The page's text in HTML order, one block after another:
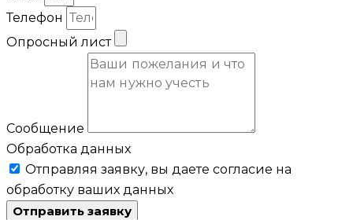
Телефон
Опросный лист
Сообщение
Обработка данных
Отправляя заявку, вы даете согласие на
обработку ваших данных
Отправить заявку